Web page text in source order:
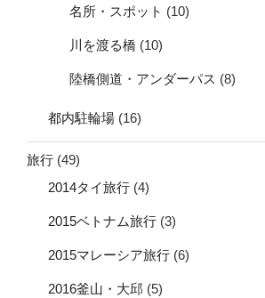
名所・スポット (10)
川を渡る橋 (10)
陸橋側道・アンダーパス (8)
都内駐輪場 (16)
旅行 (49)
2014タイ旅行 (4)
2015ベトナム旅行 (3)
2015マレーシア旅行 (6)
2016釜山・大邱 (5)